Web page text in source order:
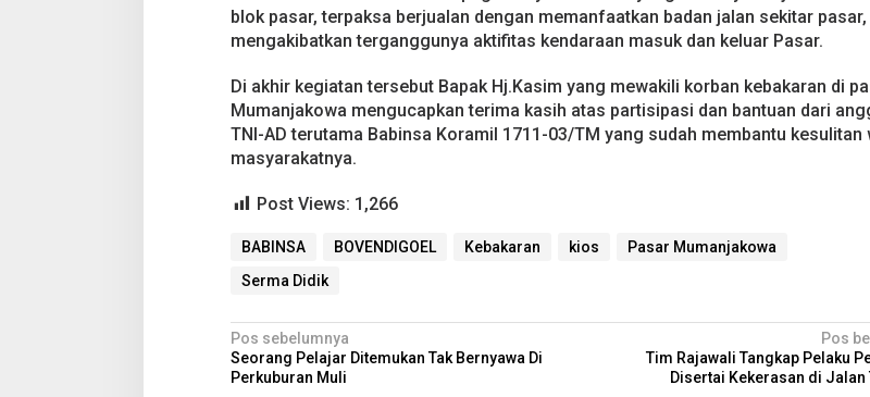
blok pasar, terpaksa berjualan dengan memanfaatkan badan jalan sekitar pasar,
mengakibatkan terganggunya aktifitas kendaraan masuk dan keluar Pasar.
Di akhir kegiatan tersebut Bapak Hj.Kasim yang mewakili korban kebakaran di
Mumanjakowa mengucapkan terima kasih atas partisipasi dan bantuan dari
TNI-AD terutama Babinsa Koramil 1711-03/TM yang sudah membantu kesulitan
masyarakatnya.
Post Views: 1,266
BABINSA BOVENDIGOEL Kebakaran kios
Pasar Mumanjakowa
Serma Didik
N
a
Pos sebelumnya
Seorang Pelajar Ditemukan Tak Bernyawa Di
Perkuburan Muli
Pos
Tim Rajawali Tangkap Pelaku
Disertai Kekerasan di Jalan